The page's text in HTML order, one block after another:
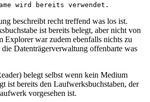
wird bereits verwendet.
beschreibt recht treffend was los ist.
ist bereits belegt, aber nicht von
Explorer war zudem ebenfalls nichts zu
Datenträgerverwaltung offenbarte was
belegt selbst wenn kein Medium
ist bereits den Laufwerksbuchstaben, der
vorgesehen ist.